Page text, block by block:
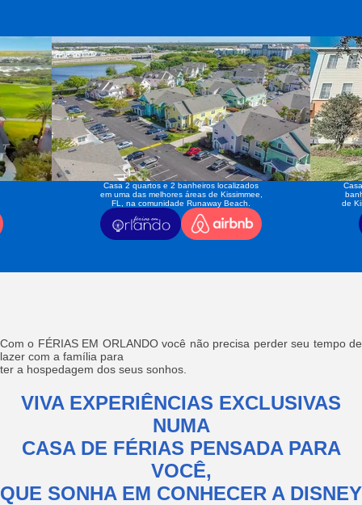
Casa 2 quartos e 2 banheiros localizados
em uma das melhores áreas de Kissimmee,
FL, na comunidade Runaway Beach.
de
Com o FÉRIAS EM ORLANDO você não precisa perder seu tempo de
lazer com a família para
ter a hospedagem dos seus sonhos.
VIVA EXPERIÊNCIAS EXCLUSIVAS
NUMA
CASA DE FÉRIAS PENSADA PARA
VOCÊ,
QUE SONHA EM CONHECER A DISNEY